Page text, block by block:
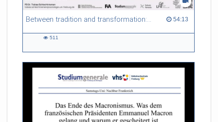
Between tradition and transformation: how owners, advisers and institutions co-create knowledge for resilient forests in Europe 54:13
54:13 duration
511